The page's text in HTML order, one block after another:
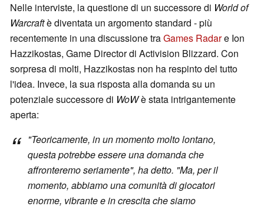
Nelle interviste, la questione di un successore di World of
Warcraftè diventata un argomento standard - più
recentemente in una discussione traGames Radare Ion
Hazzikostas, Game Director di Activision Blizzard. Con
sorpresa di molti, Hazzikostas non ha respinto del tutto
l'idea. Invece, la sua risposta alla domanda su un
potenziale successore di WoWè stata intrigantemente
aperta:
"Teoricamente, in un momento molto lontano,
questa potrebbe essere una domanda che
affronteremo seriamente", ha detto. "Ma, per il
momento, abbiamo una comunità di giocatori
enorme, vibrante e in crescita che siamo